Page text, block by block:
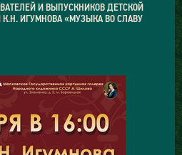
И ВЫПУСКНИКОВ ДЕТСКОЙ
ИГУМНОВА «МУЗЫКА ВО СЛАВУ